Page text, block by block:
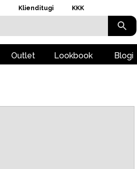
Klienditugi KKK
Outlet Lookbook Blogi